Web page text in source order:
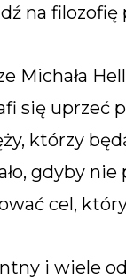
na filozofię
Michała
się uprzeć
którzy
gdyby
cel,
i wiele